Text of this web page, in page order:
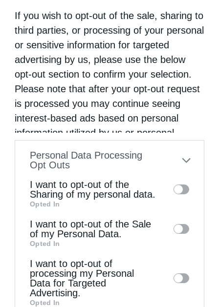
If you wish to opt-out of the sale, sharing to
third parties, or processing of your personal
or sensitive information for targeted
advertising by us, please use the below
opt-out section to confirm your selection.
Please note that after your opt-out request
is processed you may continue seeing
interest-based ads based on personal
information utilized by us or personal
to your opt-out. You may separately opt-out
information by third parties on the IAB’s list
of downstream participants. This
information may also be disclosed by us to
third parties on theIAB’s List of
Downstream Participants
disclose it to other third parties.
Personal Data Processing
Opt Outs
I want to opt-out of the
Sharing of my personal data.
Opted In
I want to opt-out of the Sale
of my Personal Data.
Opted In
I want to opt-out of
processing my Personal
Data for Targeted
Advertising.
Opted In
genneleni 8 Μαΐου 2026
Ιεροπρεπώς και μέσα σε πνευματικό
αναστάσιμο κλίμα τελείται και στην Ιερά
Μητρόπολη Σερρών και Νιγρίτης ο
λειτουργικός εορτασμός της πανίερης
μνήμης της Ιεράς Συνάξεως της Αγίας
Κόνεως, που θαυματουργικά εκπορεύεται …